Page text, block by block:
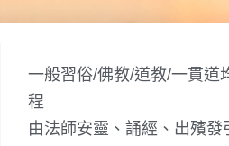
一般習俗/佛教/道教/一貫道
程
由法師安靈、誦經、出殯發